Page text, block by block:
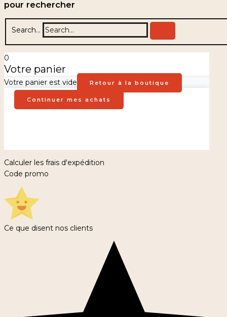
pour rechercher
Search...
0
Votre panier
Votre panier est vide Retour à la boutique
Continuer mes achats
Calculer les frais d'expédition
Code promo
Ce que disent nos clients